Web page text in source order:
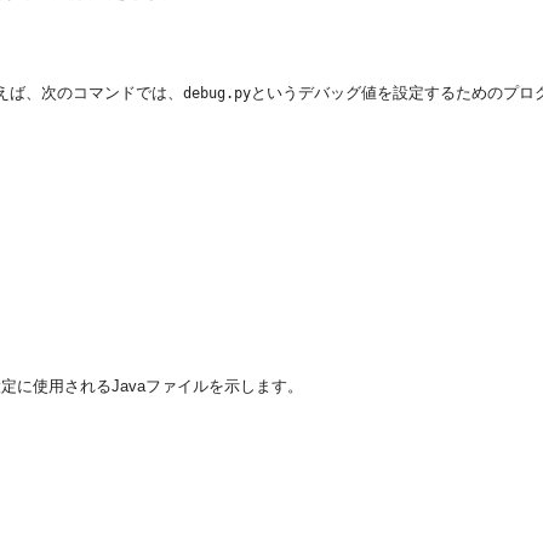
、次のコマンドでは、 debug.pyというデバッグ値を設定するためのプロ
に使用されるJavaファイルを示します。